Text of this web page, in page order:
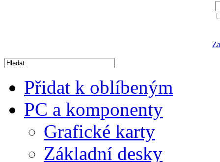
Přidat k oblíbeným
PC a komponenty
Grafické karty
Základní desky